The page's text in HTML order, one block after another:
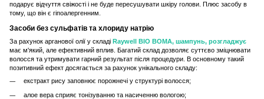
подарує відчуття свіжості і не буде пересушувати шкіру голови. Плюс засобу в
тому, що він є гіпоалергенним.
Засоби без сульфатів та хлориду натрію
За рахунок арганової олії у складі Raywell BIO BOMA, шампунь, розгладжує
має м'який, але ефективний вплив. Багатий склад дозволяє суттєво зміцнювати
волосся та утримувати гарний результат після процедури. В основному такий
позитивний ефект досягається за рахунок унікального складу:
екстракт рису заповнює порожнечі у структурі волосся;
алое вера сприяє тонізуванню та насиченню вологою;